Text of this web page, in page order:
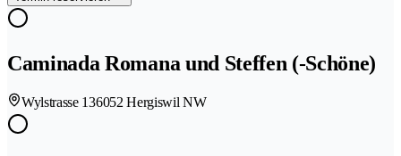
Caminada Romana und Steffen (-Schöne)
Wylstrasse 136052 Hergiswil NW